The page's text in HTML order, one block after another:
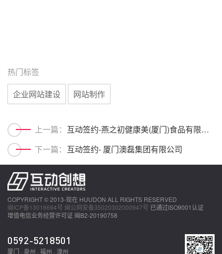
热门标签
企业网站建设
网站制作
上一篇：
互动签约-燕之初健康美(厦门)食品有限公司
下一篇： 互动签约- 厦门澳磊集团有限公司
COPYRIGHT © 2013-现在 HUUDON ALL RIGHTS RESERVED
闽ICP备13016694号 闽公网安备35020302000947号 已通过ISO9001认证
增值电信业务经营许可证 闽B2-20190758
0592-5218501
厦门 · 泉州 · 福州 · 漳州